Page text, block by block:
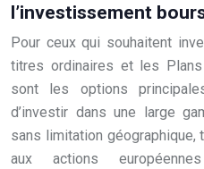
l’investissement
Pour ceux qui souhaitent
titres ordinaires et les Plans
sont les options
d’investir dans une large
sans limitation
aux actions